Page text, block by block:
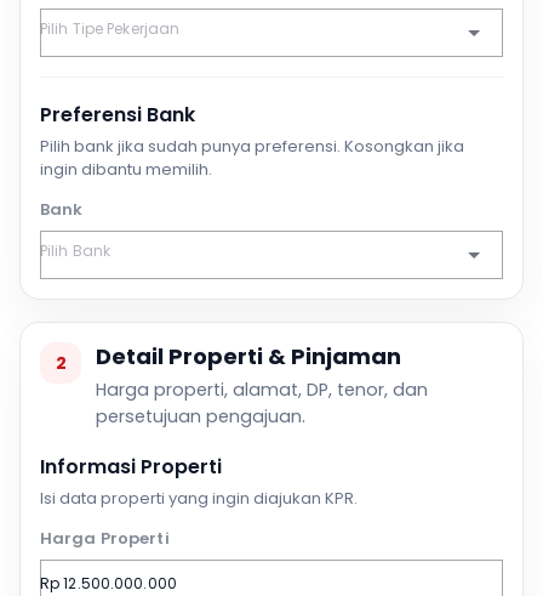
Preferensi Bank
Pilih bank jika sudah punya preferensi. Kosongkan jika
ingin dibantu memilih.
Bank
2 Detail Properti & Pinjaman
Harga properti, alamat, DP, tenor, dan
persetujuan pengajuan.
Informasi Properti
Isi data properti yang ingin diajukan KPR.
Harga Properti